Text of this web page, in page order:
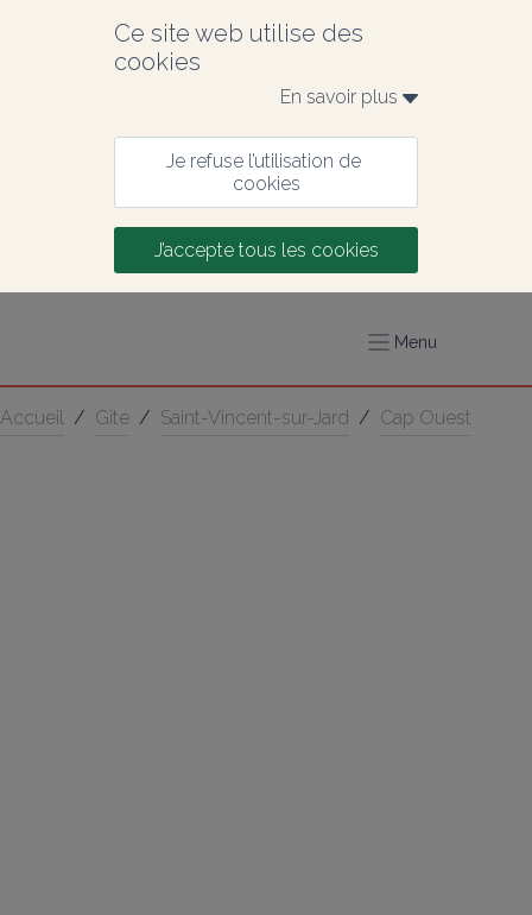
Ce site web utilise des
cookies
En savoir plus
Je refuse l’utilisation de
cookies
J’accepte tous les cookies
Menu
Accueil / Gîte / Saint-Vincent-sur-Jard / Cap Ouest